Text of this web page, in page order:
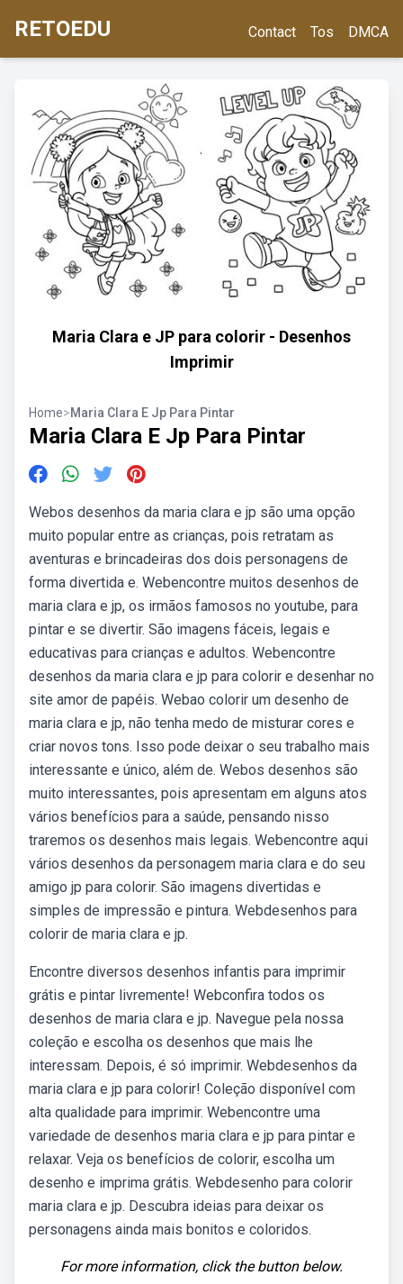
RETOEDU Contact Tos DMCA
Maria Clara e JP para colorir - Desenhos
Imprimir
Home>Maria Clara E Jp Para Pintar
Maria Clara E Jp Para Pintar
Webos desenhos da maria clara e jp são uma opção
muito popular entre as crianças, pois retratam as
aventuras e brincadeiras dos dois personagens de
forma divertida e. Webencontre muitos desenhos de
maria clara e jp, os irmãos famosos no youtube, para
pintar e se divertir. São imagens fáceis, legais e
educativas para crianças e adultos. Webencontre
desenhos da maria clara e jp para colorir e desenhar no
site amor de papéis. Webao colorir um desenho de
maria clara e jp, não tenha medo de misturar cores e
criar novos tons. Isso pode deixar o seu trabalho mais
interessante e único, além de. Webos desenhos são
muito interessantes, pois apresentam em alguns atos
vários benefícios para a saúde, pensando nisso
traremos os desenhos mais legais. Webencontre aqui
vários desenhos da personagem maria clara e do seu
amigo jp para colorir. São imagens divertidas e
simples de impressão e pintura. Webdesenhos para
colorir de maria clara e jp.
Encontre diversos desenhos infantis para imprimir
grátis e pintar livremente! Webconfira todos os
desenhos de maria clara e jp. Navegue pela nossa
coleção e escolha os desenhos que mais lhe
interessam. Depois, é só imprimir. Webdesenhos da
maria clara e jp para colorir! Coleção disponível com
alta qualidade para imprimir. Webencontre uma
variedade de desenhos maria clara e jp para pintar e
relaxar. Veja os benefícios de colorir, escolha um
desenho e imprima grátis. Webdesenho para colorir
maria clara e jp. Descubra ideias para deixar os
personagens ainda mais bonitos e coloridos.
For more information, click the button below.